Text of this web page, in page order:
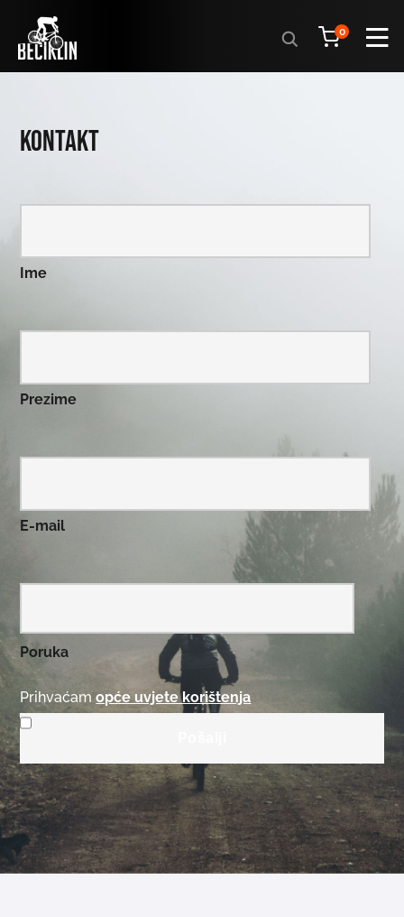
Products
search
0
Kontakt
Ime
Prezime
E-mail
Poruka
Prihvaćam opće uvjete korištenja